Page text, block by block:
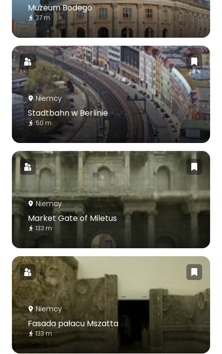
Muzeum Bodego
37 m
Niemcy
Stadtbahn w Berlinie
50 m
Niemcy
Market Gate of Miletus
133 m
Niemcy
Fasada pałacu Mszatta
133 m